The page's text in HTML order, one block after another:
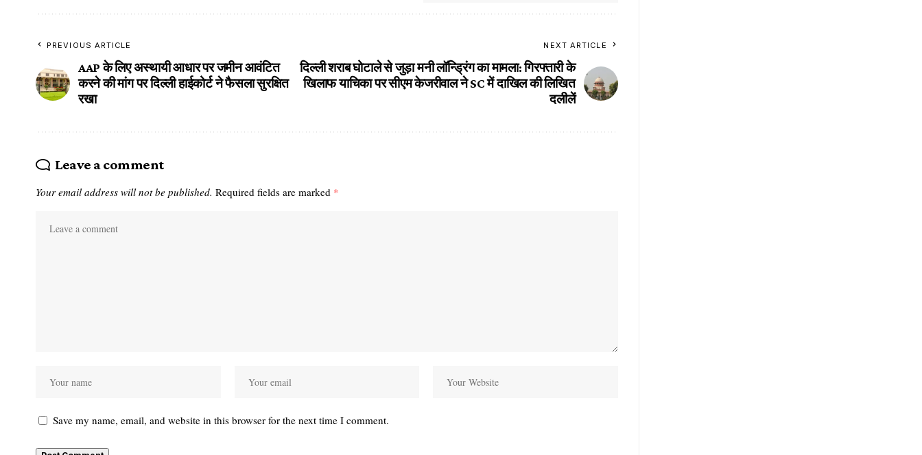
PREVIOUS ARTICLE
AAP के लिए अस्थायी आधार पर जमीन आवंटित
करने की मांग पर दिल्ली हाईकोर्ट ने फैसला सुरक्षित
रखा
NEXT ARTICLE
दिल्ली शराब घोटाले से जुड़ा मनी लॉन्ड्रिंग का मामला: गिरफ्तारी के
खिलाफ याचिका पर सीएम केजरीवाल ने SC में दाखिल की लिखित
दलीलें
Leave a comment
Your email address will not be published. Required fields are marked *
Save my name, email, and website in this browser for the next time I comment.